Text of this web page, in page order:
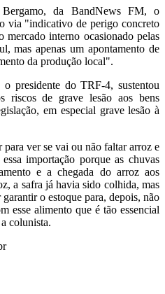
da BandNews FM, o
via "indicativo de perigo concreto
mercado interno ocasionado pelas
mas apenas um apontamento de
da produção local".
presidente do TRF-4, sustentou
riscos de grave lesão aos bens
em especial grave lesão à
ver se vai ou não faltar arroz e
importação porque as chuvas
e a chegada do arroz aos
a safra já havia sido colhida, mas
o estoque para, depois, não
esse alimento que é tão essencial
colunista.